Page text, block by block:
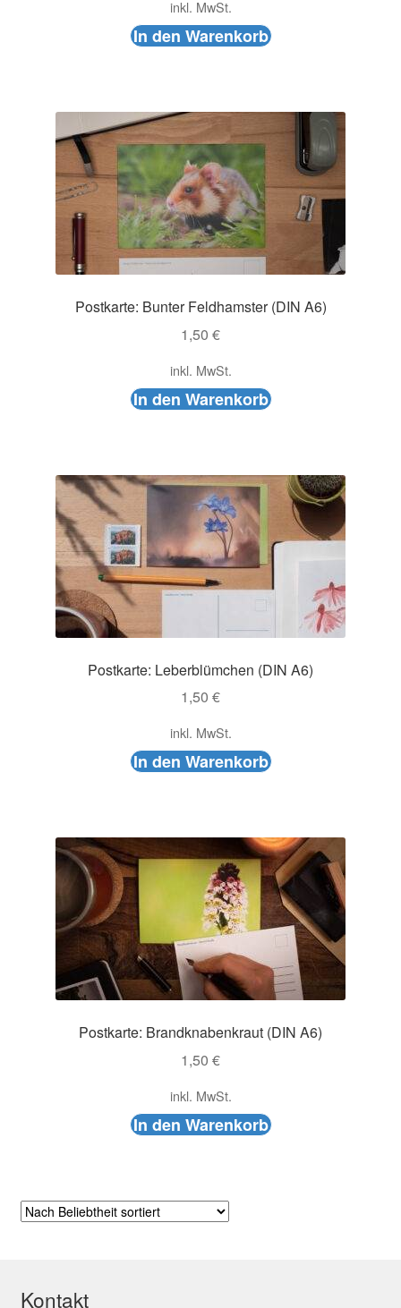
inkl. MwSt.
In den Warenkorb
Postkarte: Bunter Feldhamster (DIN A6)
1,50 €
inkl. MwSt.
In den Warenkorb
Postkarte: Leberblümchen (DIN A6)
1,50 €
inkl. MwSt.
In den Warenkorb
Postkarte: Brandknabenkraut (DIN A6)
1,50 €
inkl. MwSt.
In den Warenkorb
Kontakt